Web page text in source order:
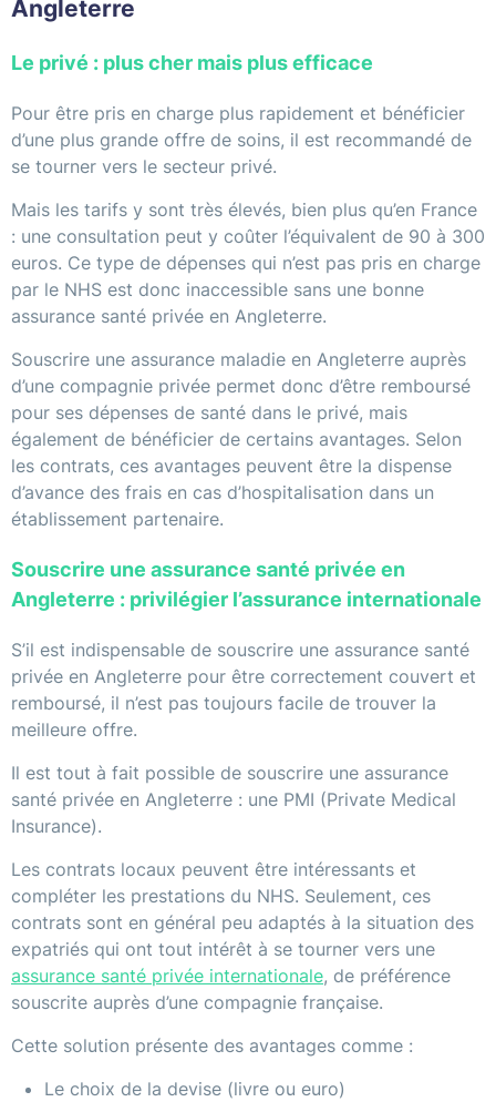
Angleterre
Le privé : plus cher mais plus efficace
Pour être pris en charge plus rapidement et bénéficier
d’une plus grande offre de soins, il est recommandé de
se tourner vers le secteur privé.
Mais les tarifs y sont très élevés, bien plus qu’en France
: une consultation peut y coûter l’équivalent de 90 à 300
euros. Ce type de dépenses qui n’est pas pris en charge
par le NHS est donc inaccessible sans une bonne
assurance santé privée en Angleterre.
Souscrire une assurance maladie en Angleterre auprès
d’une compagnie privée permet donc d’être remboursé
pour ses dépenses de santé dans le privé, mais
également de bénéficier de certains avantages. Selon
les contrats, ces avantages peuvent être la dispense
d’avance des frais en cas d’hospitalisation dans un
établissement partenaire.
Souscrire une assurance santé privée en
Angleterre : privilégier l’assurance internationale
S’il est indispensable de souscrire une assurance santé
privée en Angleterre pour être correctement couvert et
remboursé, il n’est pas toujours facile de trouver la
meilleure offre.
Il est tout à fait possible de souscrire une assurance
santé privée en Angleterre : une PMI (Private Medical
Insurance).
Les contrats locaux peuvent être intéressants et
compléter les prestations du NHS. Seulement, ces
contrats sont en général peu adaptés à la situation des
expatriés qui ont tout intérêt à se tourner vers une
assurance santé privée internationale, de préférence
souscrite auprès d’une compagnie française.
Cette solution présente des avantages comme :
Le choix de la devise (livre ou euro)